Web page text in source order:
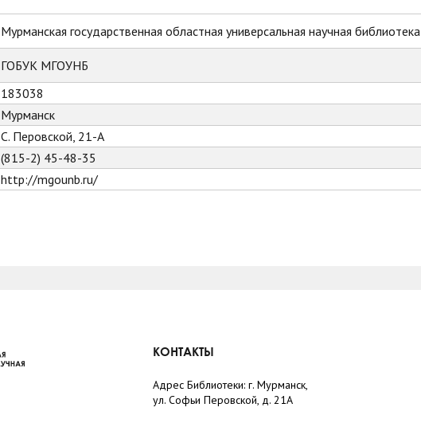
Мурманская государственная областная универсальная научная библиотека
ГОБУК МГОУНБ
183038
Мурманск
С. Перовской, 21-А
(815-2) 45-48-35
http://mgounb.ru/
КОНТАКТЫ
Адрес Библиотеки: г. Мурманск,
ул. Софьи Перовской, д. 21А